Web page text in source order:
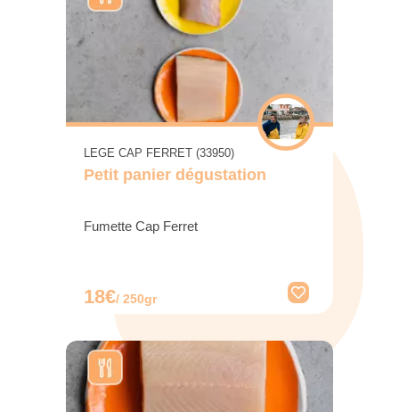
LEGE CAP FERRET (33950)
Petit panier dégustation
Fumette Cap Ferret
18€/ 250gr